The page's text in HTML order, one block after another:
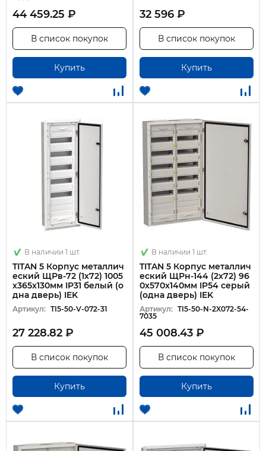
44 459.25 ₽
Купить
В список покупок
32 596 ₽
Купить
В список покупок
В наличии 1 шт.
TITAN 5 Корпус металлич
еский ЩРв-72 (1х72) 1005
х365х130мм IP31 белый (о
дна дверь) IEK
Артикул: TI5-50-V-072-31
27 228.82 ₽
Купить
В список покупок
В наличии 1 шт.
TITAN 5 Корпус металлич
еский ЩРн-144 (2х72) 96
0х570х140мм IP54 серый
(одна дверь) IEK
Артикул: TI5-50-N-2X072-54-
7035
45 008.43 ₽
Купить
В список покупок